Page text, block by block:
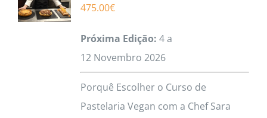
475.00€
Próxima Edição: 4 a
12 Novembro 2026
Porquê Escolher o Curso de
Pastelaria Vegan com a Chef Sara